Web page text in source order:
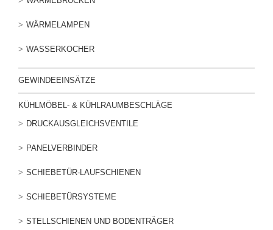
WÄRMELAMPEN
WASSERKOCHER
GEWINDEEINSÄTZE
KÜHLMÖBEL- & KÜHLRAUMBESCHLÄGE
DRUCKAUSGLEICHSVENTILE
PANELVERBINDER
SCHIEBETÜR-LAUFSCHIENEN
SCHIEBETÜRSYSTEME
STELLSCHIENEN UND BODENTRÄGER